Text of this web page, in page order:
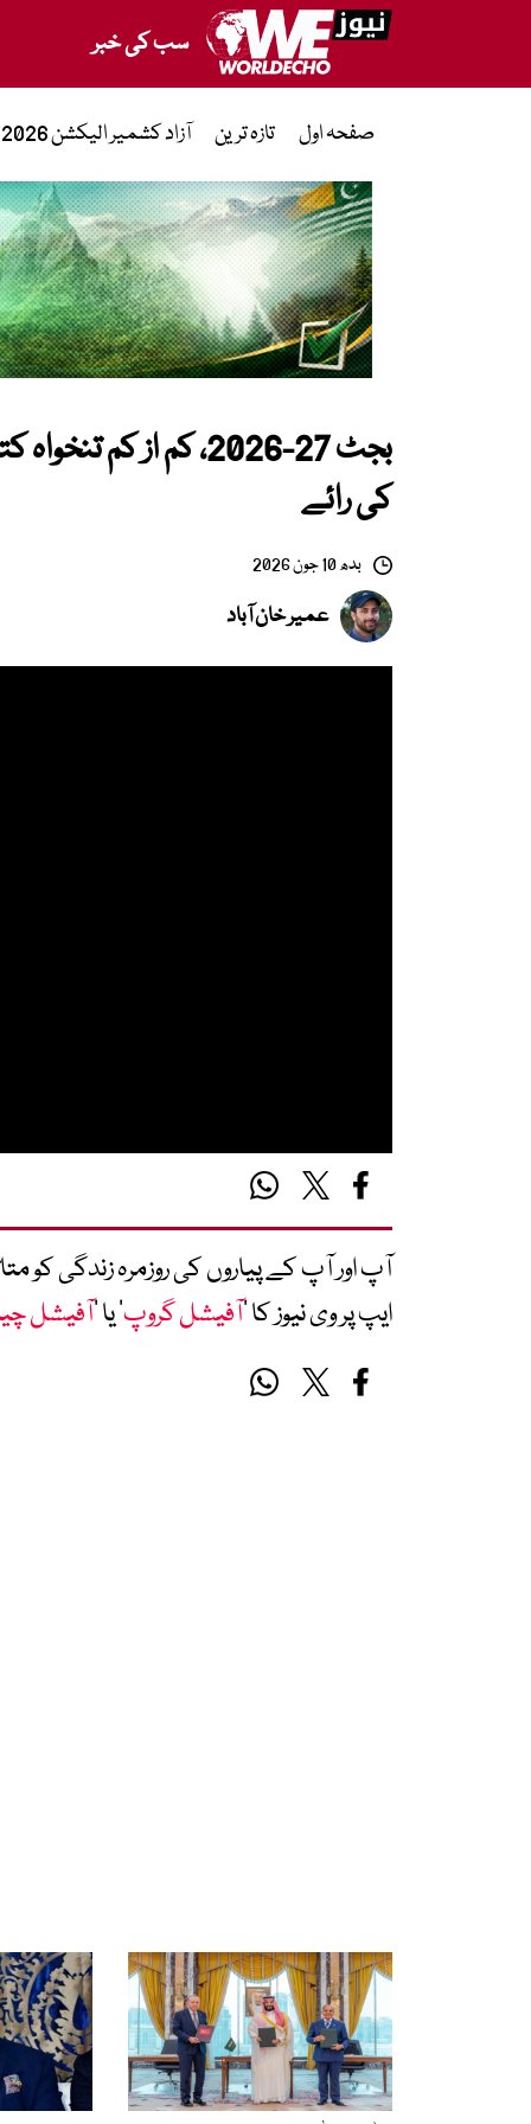
سب کی خبر
صفحہ اول تازہ ترین آزاد کشمیر الیکشن 2026
بجٹ 27-2026، کم از
کی رائے
بدھ 10 جون 2026
عمیر خان آباد
آپ اور آپ کے پیاروں کی روزمرہ زندگی کو
ایپ پر وی نیوز کا ’آفیشل گروپ‘ یا ’آفیشل